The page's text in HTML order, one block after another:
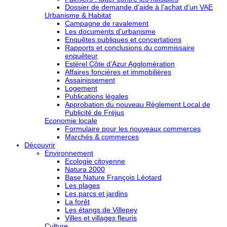
Dossier de demande d’aide à l’achat d’un VAE
Urbanisme & Habitat
Campagne de ravalement
Les documents d’urbanisme
Enquêtes publiques et concertations
Rapports et conclusions du commissaire
enquêteur
Estérel Côte d’Azur Agglomération
Affaires foncières et immobilières
Assainissement
Logement
Publications légales
Approbation du nouveau Règlement Local de
Publicité de Fréjus
Economie locale
Formulaire pour les nouveaux commerces
Marchés & commerces
Découvrir
Environnement
Ecologie citoyenne
Natura 2000
Base Nature François Léotard
Les plages
Les parcs et jardins
La forêt
Les étangs de Villepey
Villes et villages fleuris